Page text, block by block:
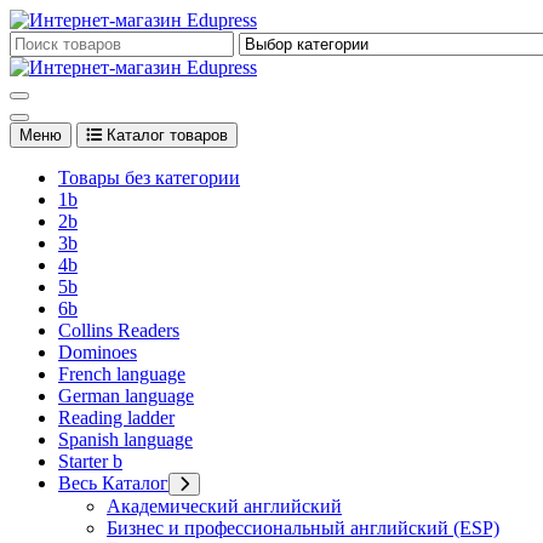
Перейти
к
содержимому
Edupress Uzbekistan, Edupress Узбекистан, книги, учебники на
Меню Каталог товаров
Товары без категории
1b
2b
3b
4b
5b
6b
Collins Readers
Dominoes
French language
German language
Reading ladder
Spanish language
Starter b
Весь Каталог
Академический английский
Бизнес и профессиональный английский (ESP)